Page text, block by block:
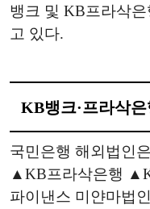
뱅크 및 KB프라삭
고 있다.
KB뱅크·프라삭
국민은행 해외법인
▲KB프라삭은행
파이낸스 미얀마법